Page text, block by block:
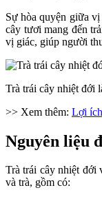
Sự hòa quyện giữa
cây tươi mang đến
vị giác, giúp người
Trà trái cây nhiệt đới
>> Xem thêm: Lợi
Nguyên liệu
Trà trái cây nhiệt đới
và trà, gồm có: